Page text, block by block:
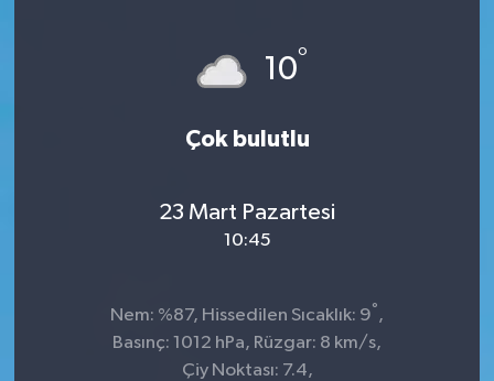
10°
Çok bulutlu
23 Mart Pazartesi
10:45
Nem: %87, Hissedilen Sıcaklık: 9° ,
Basınç: 1012 hPa, Rüzgar: 8 km/s,
Çiy Noktası: 7.4,